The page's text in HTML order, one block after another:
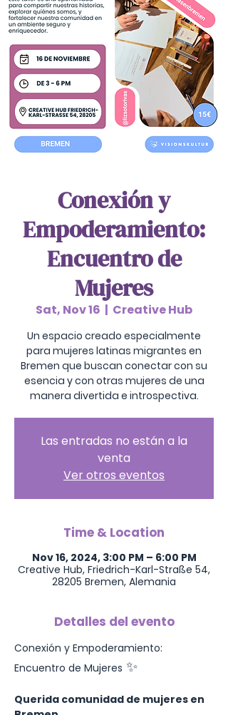
Conexión y
Empoderamiento:
Encuentro de
Mujeres
Sat, Nov 16
  |
Creative Hub
Un espacio creado especialmente
para mujeres latinas migrantes en
Bremen que buscan conectar con su
esencia y con otras mujeres de una
manera divertida e introspectiva.
Las entradas no están a la
venta
Ver otros eventos
Time & Location
Nov 16, 2024, 3:00 PM – 6:00 PM
Creative Hub, Friedrich-Karl-Straße 54,
28205 Bremen, Alemania
Detalles del evento
Conexión y Empoderamiento:
Encuentro de Mujeres ✨
Querida comunidad de mujeres en